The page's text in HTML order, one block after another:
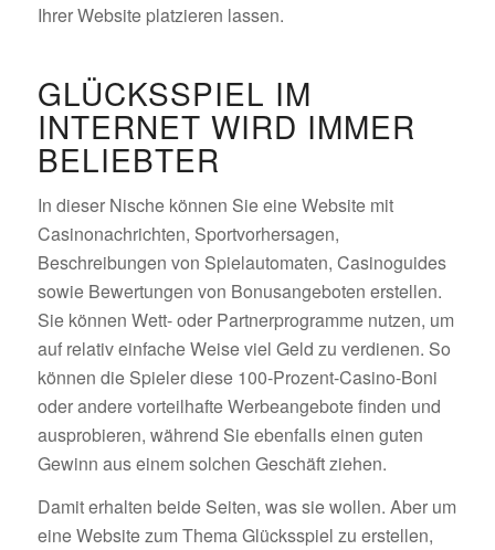
Ihrer Website platzieren lassen.
GLÜCKSSPIEL IM
INTERNET WIRD IMMER
BELIEBTER
In dieser Nische können Sie eine Website mit
Casinonachrichten, Sportvorhersagen,
Beschreibungen von Spielautomaten, Casinoguides
sowie Bewertungen von Bonusangeboten erstellen.
Sie können Wett- oder Partnerprogramme nutzen, um
auf relativ einfache Weise viel Geld zu verdienen. So
können die Spieler diese 100-Prozent-Casino-Boni
oder andere vorteilhafte Werbeangebote finden und
ausprobieren, während Sie ebenfalls einen guten
Gewinn aus einem solchen Geschäft ziehen.
Damit erhalten beide Seiten, was sie wollen. Aber um
eine Website zum Thema Glücksspiel zu erstellen,